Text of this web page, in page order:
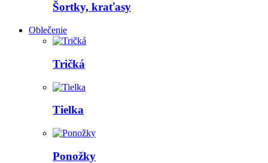
Šortky, kraťasy
Oblečenie
Tričká
Tielka
Ponožky